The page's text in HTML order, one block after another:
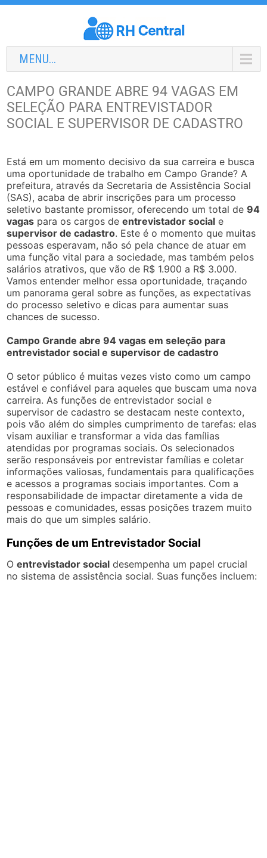
MENU...
CAMPO GRANDE ABRE 94 VAGAS EM
SELEÇÃO PARA ENTREVISTADOR
SOCIAL E SUPERVISOR DE CADASTRO
Está em um momento decisivo da sua carreira e busca
uma oportunidade de trabalho em Campo Grande? A
prefeitura, através da Secretaria de Assistência Social
(SAS), acaba de abrir inscrições para um processo
seletivo bastante promissor, oferecendo um total de94
vagas para os cargos deentrevistador social e
supervisor de cadastro. Este é o momento que muitas
pessoas esperavam, não só pela chance de atuar em
uma função vital para a sociedade, mas também pelos
salários atrativos, que vão de R$ 1.900 a R$ 3.000.
Vamos entender melhor essa oportunidade, traçando
um panorama geral sobre as funções, as expectativas
do processo seletivo e dicas para aumentar suas
chances de sucesso.
Campo Grande abre 94 vagas em seleção para
entrevistador social e supervisor de cadastro
O setor público é muitas vezes visto como um campo
estável e confiável para aqueles que buscam uma nova
carreira. As funções de entrevistador social e
supervisor de cadastro se destacam neste contexto,
pois vão além do simples cumprimento de tarefas: elas
visam auxiliar e transformar a vida das famílias
atendidas por programas sociais. Os selecionados
serão responsáveis por entrevistar famílias e coletar
informações valiosas, fundamentais para qualificações
e acessos a programas sociais importantes. Com a
responsabilidade de impactar diretamente a vida de
pessoas e comunidades, essas posições trazem muito
mais do que um simples salário.
Funções de um Entrevistador Social
Oentrevistador social desempenha um papel crucial
no sistema de assistência social. Suas funções incluem: